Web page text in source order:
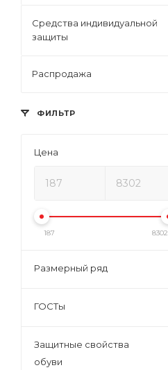
Средства индивидуальной
защиты
Распродажа
ФИЛЬТР
Цена
187 8302
Размерный ряд
ГОСТы
Защитные свойства
обуви